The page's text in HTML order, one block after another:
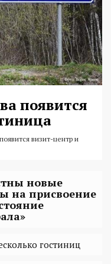
появится
визит-центр и
новые
на присвоение
гостиниц